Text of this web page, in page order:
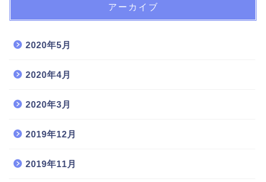
アーカイブ
2020年5月
2020年4月
2020年3月
2019年12月
2019年11月